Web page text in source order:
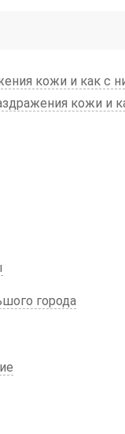
кожи и как с
кожи и
города